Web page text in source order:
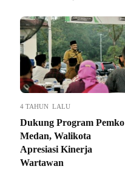
4 TAHUN LALU
Dukung Program Pemko
Medan, Walikota
Apresiasi Kinerja
Wartawan